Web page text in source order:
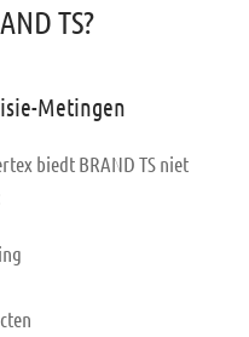
TS?
Metingen
biedt BRAND TS niet